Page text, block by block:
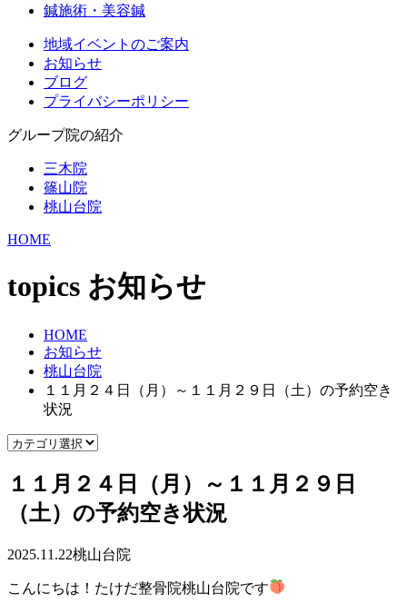
鍼施術・美容鍼
地域イベントのご案内
お知らせ
ブログ
プライバシーポリシー
グループ院の紹介
三木院
篠山院
桃山台院
HOME
topics お知らせ
HOME
お知らせ
桃山台院
１１月２４日（月）～１１月２９日（土）の予約空き
状況
１１月２４日（月）～１１月２９日
（土）の予約空き状況
2025.11.22桃山台院
こんにちは！たけだ整骨院桃山台院です